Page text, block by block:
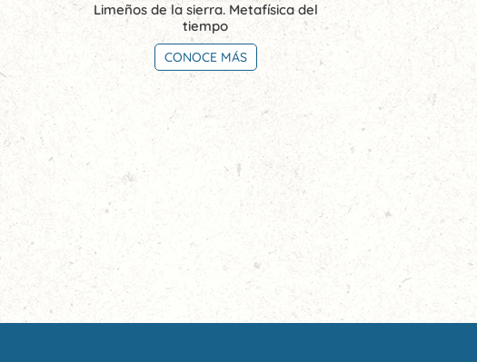
Limeños de la sierra. Metafísica del
tiempo
CONOCE MÁS